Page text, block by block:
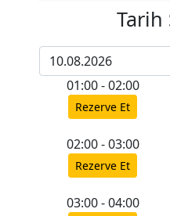
Tarih
01:00 - 02:00
Rezerve Et
02:00 - 03:00
Rezerve Et
03:00 - 04:00